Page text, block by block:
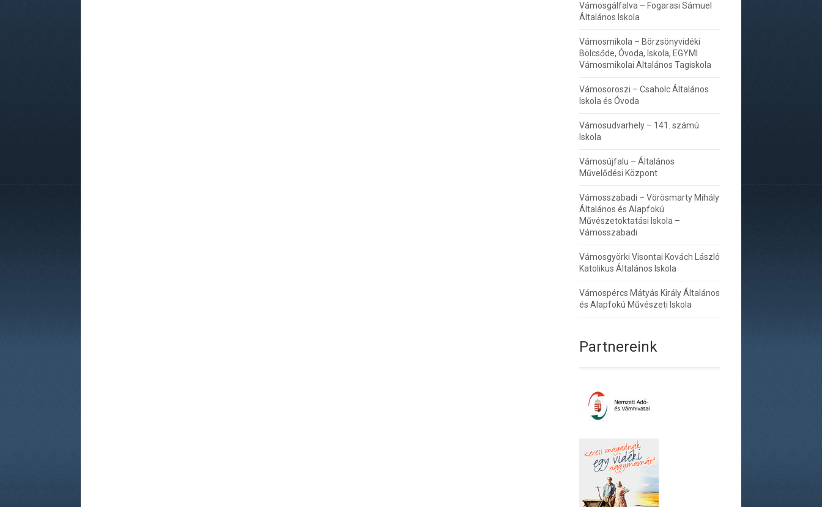
Vámosgálfalva – Fogarasi Sámuel
Általános Iskola
Vámosmikola – Börzsönyvidéki
Bölcsőde, Óvoda, Iskola, EGYMI
Vámosmikolai Altalános Tagiskola
Vámosoroszi – Csaholc Általános
Iskola és Óvoda
Vámosudvarhely – 141. számú
Iskola
Vámosújfalu – Általános
Művelődési Központ
Vámosszabadi – Vörösmarty Mihály
Általános és Alapfokú
Művészetoktatási Iskola –
Vámosszabadi
Vámosgyörki Visontai Kovách László
Katolikus Általános Iskola
Vámospércs Mátyás Király Általános
és Alapfokú Művészeti Iskola
Partnereink